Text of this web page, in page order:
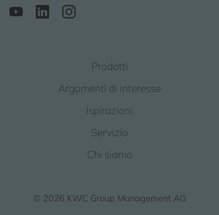
Prodotti
Argomenti di interesse
Ispirazioni
Servizio
Chi siamo
© 2026 KWC Group Management AG